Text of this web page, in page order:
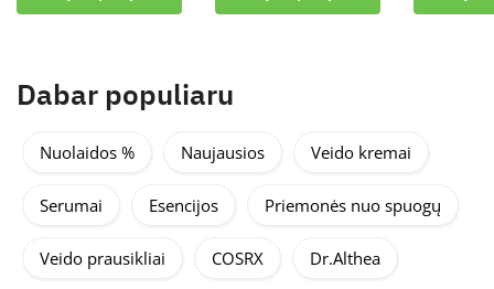
Dabar populiaru
Nuolaidos % Naujausios Veido kremai
Serumai Esencijos Priemonės nuo spuogų
Veido prausikliai COSRX Dr.Althea